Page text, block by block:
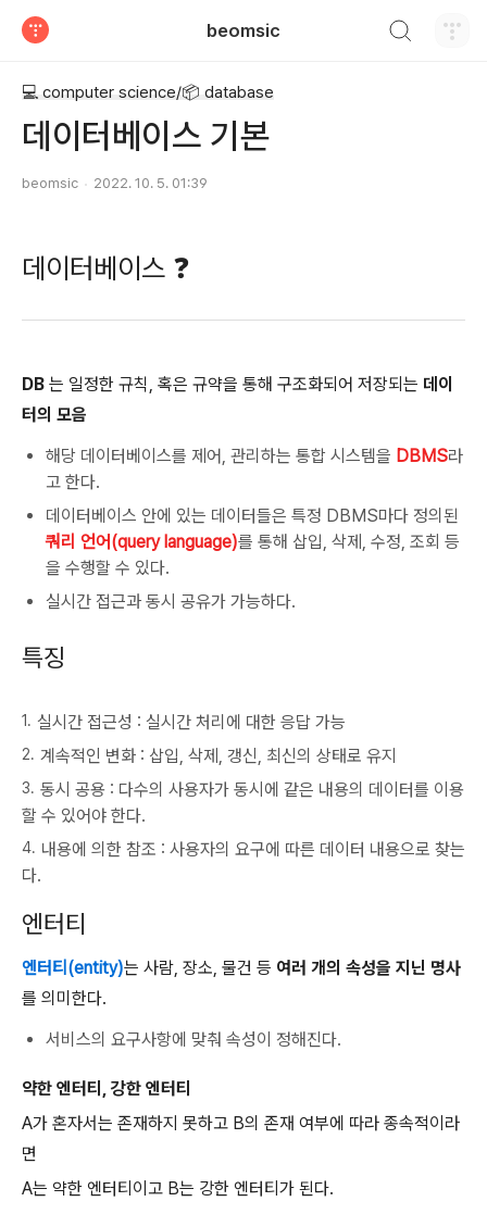
beomsic
💻 computer science/📦 database
데이터베이스 기본
beomsic 2022. 10. 5. 01:39
데이터베이스 ❓
DB 는 일정한 규칙, 혹은 규약을 통해 구조화되어 저장되는 데이
터의 모음
해당 데이터베이스를 제어, 관리하는 통합 시스템을 DBMS라
고 한다.
데이터베이스 안에 있는 데이터들은 특정 DBMS마다 정의된
쿼리 언어(query language)를 통해 삽입, 삭제, 수정, 조회 등
을 수행할 수 있다.
실시간 접근과 동시 공유가 가능하다.
특징
실시간 접근성 : 실시간 처리에 대한 응답 가능
계속적인 변화 : 삽입, 삭제, 갱신, 최신의 상태로 유지
동시 공용 : 다수의 사용자가 동시에 같은 내용의 데이터를 이용
할 수 있어야 한다.
내용에 의한 참조 : 사용자의 요구에 따른 데이터 내용으로 찾는
다.
엔터티
엔터티(entity)는 사람, 장소, 물건 등 여러 개의 속성을 지닌 명사
를 의미한다.
서비스의 요구사항에 맞춰 속성이 정해진다.
약한 엔터티, 강한 엔터티
A가 혼자서는 존재하지 못하고 B의 존재 여부에 따라 종속적이라
면
A는 약한 엔터티이고 B는 강한 엔터티가 된다.